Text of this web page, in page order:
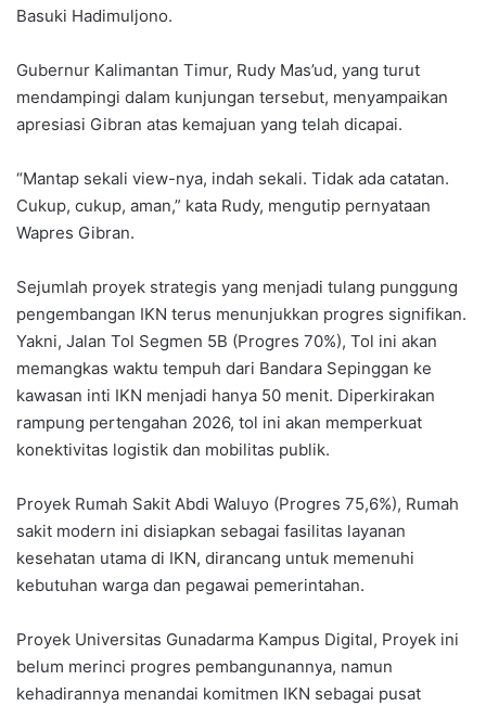
Basuki Hadimuljono.
Gubernur Kalimantan Timur, Rudy Mas’ud, yang turut
mendampingi dalam kunjungan tersebut, menyampaikan
apresiasi Gibran atas kemajuan yang telah dicapai.
“Mantap sekali view-nya, indah sekali. Tidak ada catatan.
Cukup, cukup, aman,” kata Rudy, mengutip pernyataan
Wapres Gibran.
Sejumlah proyek strategis yang menjadi tulang punggung
pengembangan IKN terus menunjukkan progres signifikan.
Yakni, Jalan Tol Segmen 5B (Progres 70%), Tol ini akan
memangkas waktu tempuh dari Bandara Sepinggan ke
kawasan inti IKN menjadi hanya 50 menit. Diperkirakan
rampung pertengahan 2026, tol ini akan memperkuat
konektivitas logistik dan mobilitas publik.
Proyek Rumah Sakit Abdi Waluyo (Progres 75,6%), Rumah
sakit modern ini disiapkan sebagai fasilitas layanan
kesehatan utama di IKN, dirancang untuk memenuhi
kebutuhan warga dan pegawai pemerintahan.
Proyek Universitas Gunadarma Kampus Digital, Proyek ini
belum merinci progres pembangunannya, namun
kehadirannya menandai komitmen IKN sebagai pusat